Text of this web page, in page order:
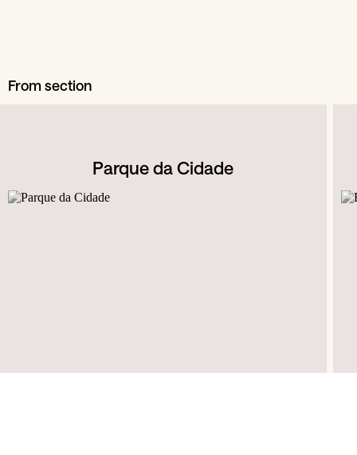
From section
Parque da Cidade